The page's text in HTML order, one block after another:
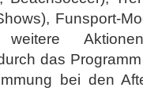
Funsport-
weitere
das
bei den